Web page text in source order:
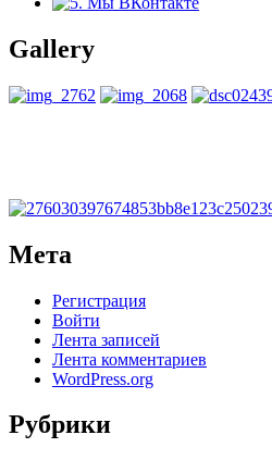
Gallery
Мета
Регистрация
Войти
Лента записей
Лента комментариев
WordPress.org
Рубрики